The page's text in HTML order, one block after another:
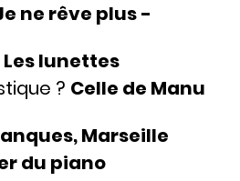
ne rêve plus -
Les lunettes
? Celle de Manu
Marseille
du piano